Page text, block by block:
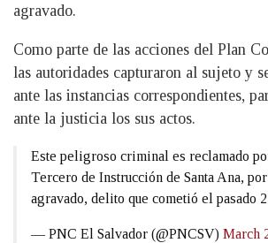
agravado.
Como parte de las acciones del Plan
las autoridades capturaron al sujeto y
ante las instancias correspondientes,
ante la justicia los sus actos.
Este peligroso criminal es reclamado
Tercero de Instrucción de Santa Ana,
agravado, delito que cometió el pasado
— PNC El Salvador (@PNCSV) March